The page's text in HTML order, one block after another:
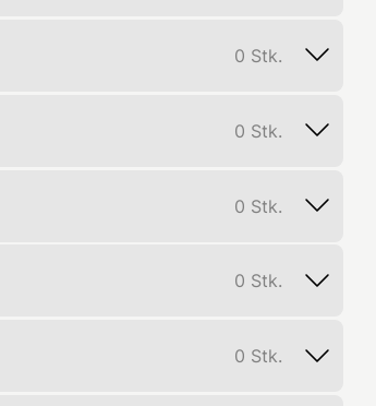
0 Stk.
0 Stk.
0 Stk.
0 Stk.
0 Stk.